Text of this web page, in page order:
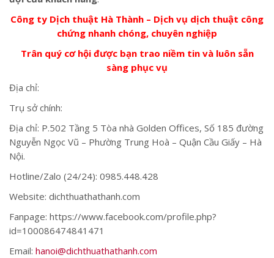
Công ty Dịch thuật Hà Thành – Dịch vụ dịch thuật công
chứng nhanh chóng, chuyên nghiệp
Trân quý cơ hội được bạn trao niềm tin và luôn sẵn
sàng phục vụ
Địa chỉ:
Trụ sở chính:
Địa chỉ: P.502 Tầng 5 Tòa nhà Golden Offices, Số 185 đường
Nguyễn Ngọc Vũ – Phường Trung Hoà – Quận Cầu Giấy – Hà
Nội.
Hotline/Zalo (24/24): 0985.448.428
Website: dichthuathathanh.com
Fanpage: https://www.facebook.com/profile.php?
id=100086474841471
Email: hanoi@dichthuathathanh.com